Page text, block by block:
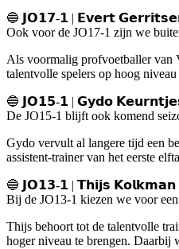
🔵 𝗝𝗢𝟭𝟳-𝟭 | 𝗘𝘃𝗲𝗿𝘁
Ook voor de JO17-1 zijn we
Als voormalig profvoetballer van
talentvolle spelers op hoog
🔵 𝗝𝗢𝟭𝟱-𝟭 | 𝗚𝘆𝗱𝗼
De JO15-1 blijft ook komend
Gydo vervult al langere tijd een
assistent-trainer van het eerste
🔵 𝗝𝗢𝟭𝟯-𝟭 | 𝗧𝗵𝗶𝗷𝘀
Bij de JO13-1 kiezen we voor
Thijs behoort tot de talentvolle
hoger niveau te brengen. Daarbij